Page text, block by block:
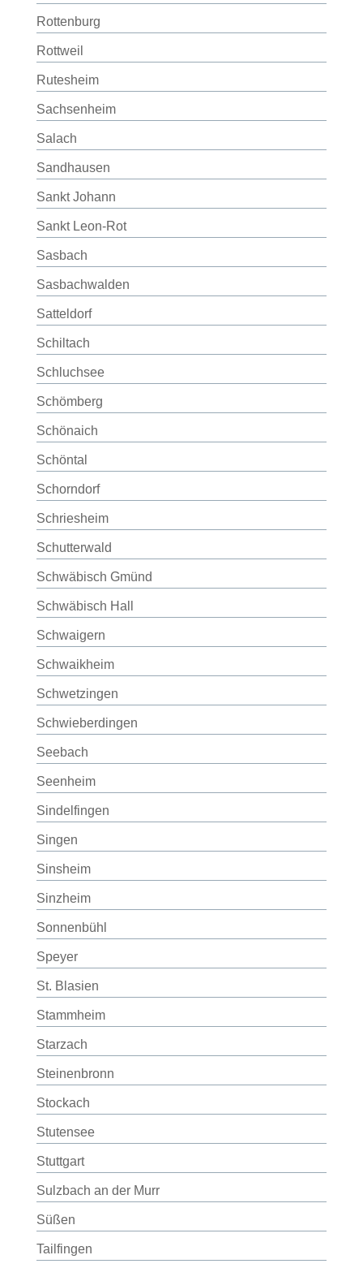
Rottenburg
Rottweil
Rutesheim
Sachsenheim
Salach
Sandhausen
Sankt Johann
Sankt Leon-Rot
Sasbach
Sasbachwalden
Satteldorf
Schiltach
Schluchsee
Schömberg
Schönaich
Schöntal
Schorndorf
Schriesheim
Schutterwald
Schwäbisch Gmünd
Schwäbisch Hall
Schwaigern
Schwaikheim
Schwetzingen
Schwieberdingen
Seebach
Seenheim
Sindelfingen
Singen
Sinsheim
Sinzheim
Sonnenbühl
Speyer
St. Blasien
Stammheim
Starzach
Steinenbronn
Stockach
Stutensee
Stuttgart
Sulzbach an der Murr
Süßen
Tailfingen